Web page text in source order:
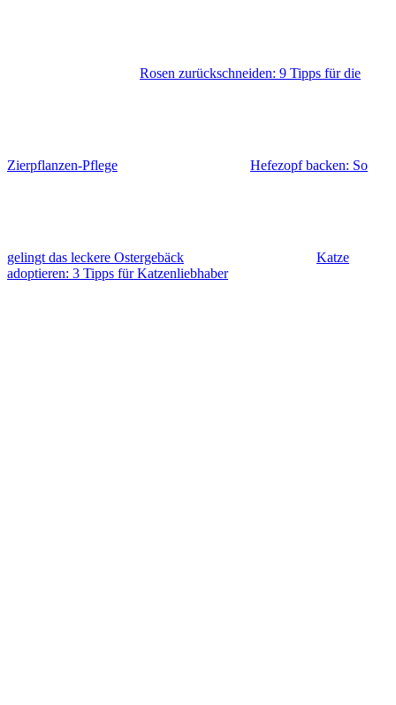
Rosen zurückschneiden: 9 Tipps für die
Zierpflanzen-Pflege Hefezopf backen: So
gelingt das leckere Ostergebäck
Katze
adoptieren: 3 Tipps für Katzenliebhaber